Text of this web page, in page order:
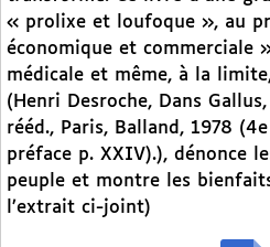
« prolixe et loufoque », au
économique et commerciale
médicale et même, à la
(Henri Desroche, Dans Gallus,
rééd., Paris, Balland, 1978
préface p. XXIV).), dénonce
peuple et montre les
l’extrait ci-joint)